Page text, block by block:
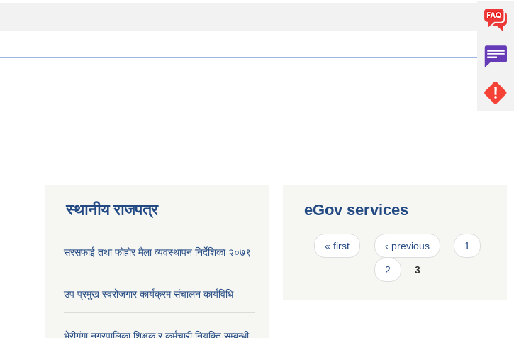
स्थानीय राजपत्र
सरसफाई तथा फोहोर मैला व्यवस्थापन निर्देशिका २०७९
उप प्रमुख स्वरोजगार कार्यक्रम संचालन कार्यविधि
eGov services
Pages
« first ‹ previous 1
2 3